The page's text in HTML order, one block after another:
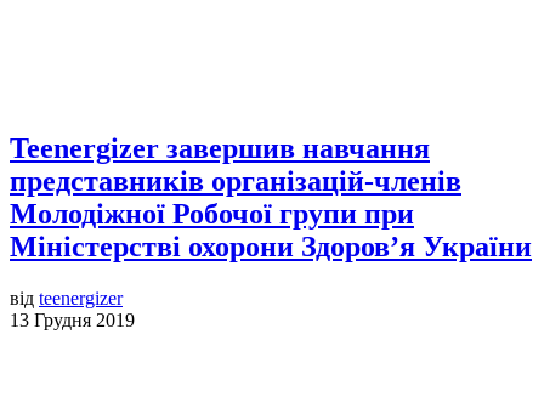
Teenergizer завершив навчання
представників організацій-членів
Молодіжної Робочої групи при
Міністерстві охорони Здоров’я України
від teenergizer
13 Грудня 2019